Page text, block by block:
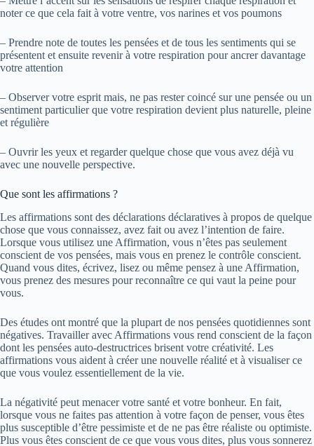
noter ce que cela fait à votre ventre, vos narines et vos poumons
– Prendre note de toutes les pensées et de tous les sentiments qui se
présentent et ensuite revenir à votre respiration pour ancrer davantage
votre attention
– Observer votre esprit mais, ne pas rester coincé sur une pensée ou un
sentiment particulier que votre respiration devient plus naturelle, pleine
et régulière
– Ouvrir les yeux et regarder quelque chose que vous avez déjà vu
avec une nouvelle perspective.
Que sont les affirmations ?
Les affirmations sont des déclarations déclaratives à propos de quelque
chose que vous connaissez, avez fait ou avez l’intention de faire.
Lorsque vous utilisez une Affirmation, vous n’êtes pas seulement
conscient de vos pensées, mais vous en prenez le contrôle conscient.
Quand vous dites, écrivez, lisez ou même pensez à une Affirmation,
vous prenez des mesures pour reconnaître ce qui vaut la peine pour
vous.
Des études ont montré que la plupart de nos pensées quotidiennes sont
négatives. Travailler avec Affirmations vous rend conscient de la façon
dont les pensées auto-destructrices brisent votre créativité. Les
affirmations vous aident à créer une nouvelle réalité et à visualiser ce
que vous voulez essentiellement de la vie.
La négativité peut menacer votre santé et votre bonheur. En fait,
lorsque vous ne faites pas attention à votre façon de penser, vous êtes
plus susceptible d’être pessimiste et de ne pas être réaliste ou optimiste.
Plus vous êtes conscient de ce que vous vous dites, plus vous sonnerez